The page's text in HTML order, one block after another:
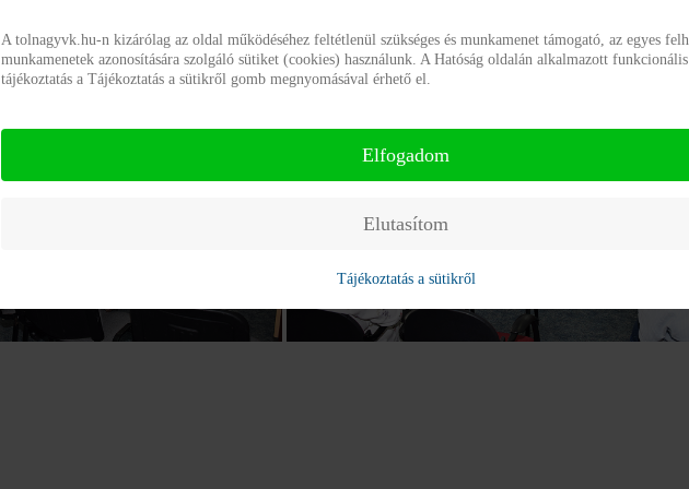
A tolnagyvk.hu-n kizárólag az oldal működéséhez feltétlenül szükséges és munkamenet támogató, az egyes
munkamenetek azonosítására szolgáló sütiket (cookies) használunk. A Hatóság oldalán alkalmazott
tájékoztatás a Tájékoztatás a sütikről gomb megnyomásával érhető el.
Elfogadom
Elutasítom
Tájékoztatás a sütikről